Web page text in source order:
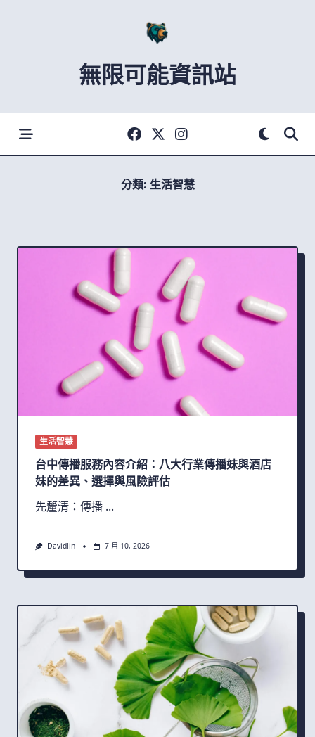
無限可能資訊站
分類: 生活智慧
生活智慧
台中傳播服務內容介紹：八大行業傳播妹與酒店
妹的差異、選擇與風險評估
先釐清：傳播 ...
Davidlin 7 月 10, 2026